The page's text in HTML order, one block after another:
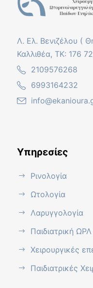
Λ. Ελ. Βενιζέλου (
Καλλιθέα, ΤΚ: 176 72
2109576268
6993164232
Υπηρεσίες
Ρινολογία
Ωτολογία
Λαρυγγολογία
Παιδιατρική ΩΡΛ
Χειρουργικές
Παιδιατρικές